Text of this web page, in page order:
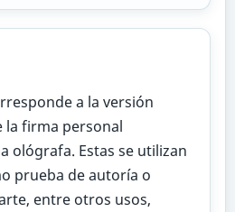
a la versión
la firma personal
ológrafa. Estas se utilizan
prueba de autoría o
entre otros usos,